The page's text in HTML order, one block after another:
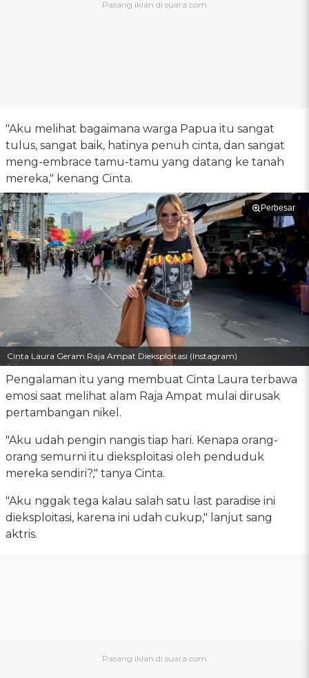
"Aku melihat bagaimana warga Papua itu sangat
tulus, sangat baik, hatinya penuh cinta, dan sangat
meng-embrace tamu-tamu yang datang ke tanah
mereka," kenang Cinta.
Perbesar
Cinta Laura Geram Raja Ampat Dieksploitasi (Instagram)
Pengalaman itu yang membuat Cinta Laura terbawa
emosi saat melihat alam Raja Ampat mulai dirusak
pertambangan nikel.
"Aku udah pengin nangis tiap hari. Kenapa orang-
orang semurni itu dieksploitasi oleh penduduk
mereka sendiri?," tanya Cinta.
"Aku nggak tega kalau salah satu last paradise ini
dieksploitasi, karena ini udah cukup," lanjut sang
aktris.